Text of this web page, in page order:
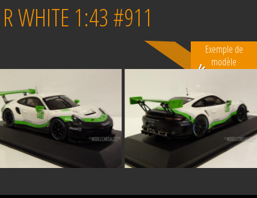
WHITE 1:43 #911
Exemple de
modèle
Vendu